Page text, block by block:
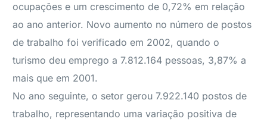
ocupações e um crescimento de 0,72% em relação
ao ano anterior. Novo aumento no número de postos
de trabalho foi verificado em 2002, quando o
turismo deu emprego a 7.812.164 pessoas, 3,87% a
mais que em 2001.
No ano seguinte, o setor gerou 7.922.140 postos de
trabalho, representando uma variação positiva de